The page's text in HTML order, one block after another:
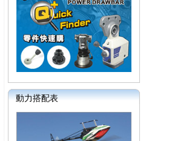
動力搭配表